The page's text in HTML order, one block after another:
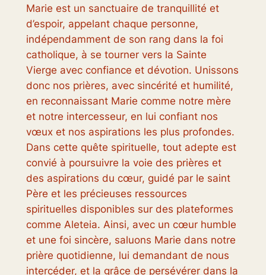
Marie est un sanctuaire de tranquillité et
d’espoir, appelant chaque personne,
indépendamment de son rang dans la foi
catholique, à se tourner vers la Sainte
Vierge avec confiance et dévotion. Unissons
donc nos prières, avec sincérité et humilité,
en reconnaissant Marie comme notre mère
et notre intercesseur, en lui confiant nos
vœux et nos aspirations les plus profondes.
Dans cette quête spirituelle, tout adepte est
convié à poursuivre la voie des prières et
des aspirations du cœur, guidé par le saint
Père et les précieuses ressources
spirituelles disponibles sur des plateformes
comme Aleteia. Ainsi, avec un cœur humble
et une foi sincère, saluons Marie dans notre
prière quotidienne, lui demandant de nous
intercéder, et la grâce de persévérer dans la